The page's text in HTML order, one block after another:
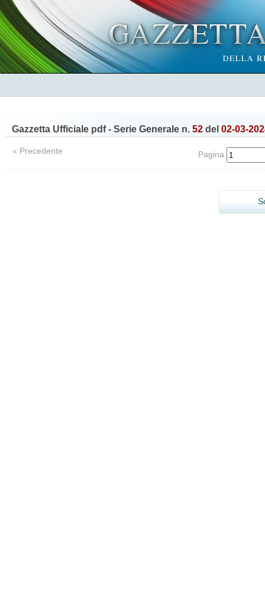
Gazzetta Ufficiale pdf - Serie Generale n. 52 del 02-03-
« Precedente Pagina